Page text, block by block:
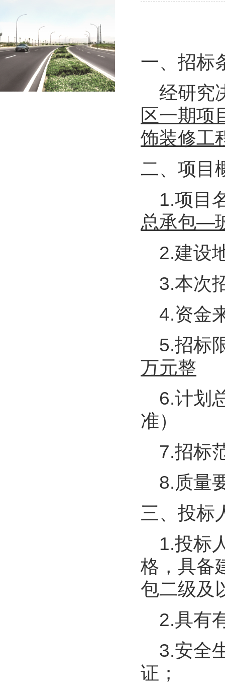
一、招标
经研究
区一期
饰装修工
二、项目
1.项目
总承包—
2.建设
3.本次
4.资金
5.招标
万元整
6.计划
准）
7.招标
8.质量
三、投标
1.投标
格，具备
包二级及
2.具有
3.安全
证；